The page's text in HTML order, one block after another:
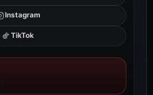
Instagram
TikTok